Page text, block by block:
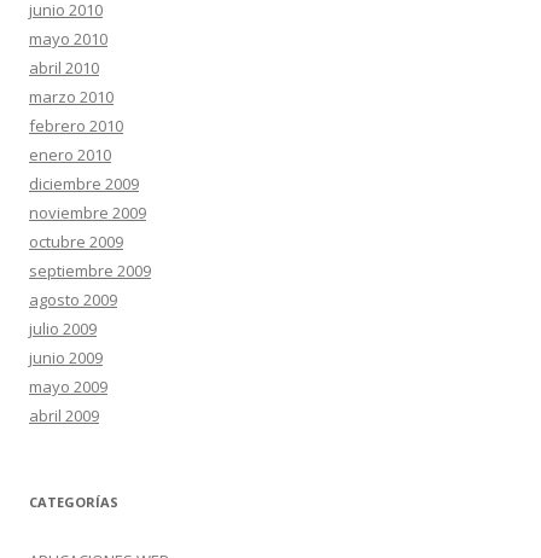
junio 2010
mayo 2010
abril 2010
marzo 2010
febrero 2010
enero 2010
diciembre 2009
noviembre 2009
octubre 2009
septiembre 2009
agosto 2009
julio 2009
junio 2009
mayo 2009
abril 2009
CATEGORÍAS